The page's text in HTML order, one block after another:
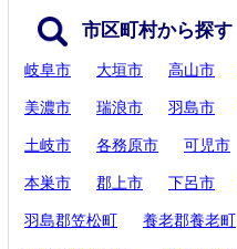
市区町村から探す
岐阜市 大垣市 高山市
美濃市 瑞浪市 羽島市
土岐市 各務原市 可児市
本巣市 郡上市 下呂市
羽島郡笠松町 養老郡養老町